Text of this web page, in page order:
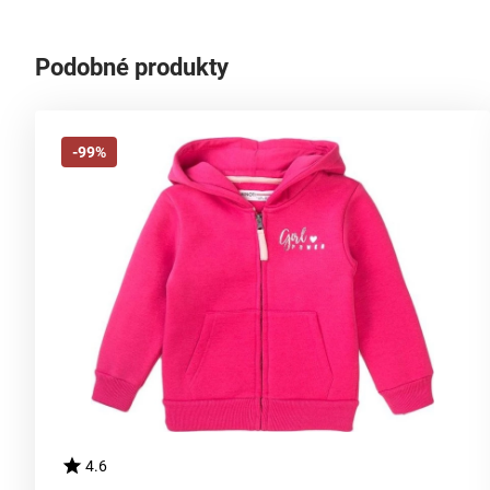
Podobné produkty
-99%
4.6